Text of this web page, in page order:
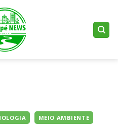
MEIO AMBIENTE